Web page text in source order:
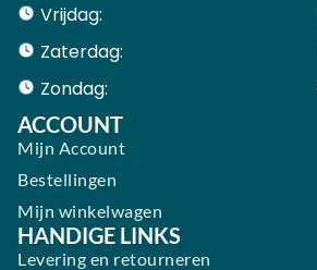
Vrijdag:
Zaterdag:
Zondag:
ACCOUNT
Mijn Account
Bestellingen
Mijn winkelwagen
HANDIGE LINKS
Levering en retourneren